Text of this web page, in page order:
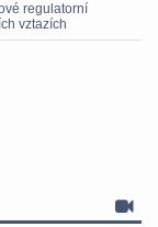
regulatorní
vztazích